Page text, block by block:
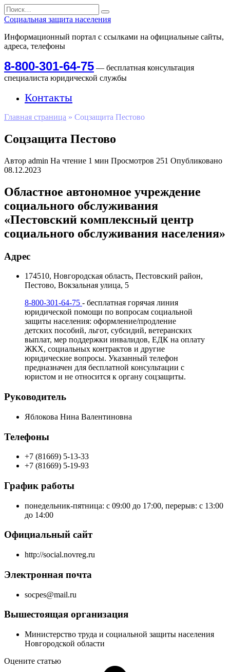
Перейти
к
содержанию
Search
for:
Социальная защита населения
Информационный портал с ссылками на официальные сайты,
адреса, телефоны
8-800-301-64-75 — бесплатная консультация
специалиста юридической службы
Контакты
Главная страница » Соцзащита Пестово
Соцзащита Пестово
Автор admin На чтение 1 мин Просмотров 251 Опубликовано
08.12.2023
Областное автономное учреждение
социального обслуживания
«Пестовский комплексный центр
социального обслуживания населения»
Адрес
174510, Новгородская область, Пестовский район,
Пестово, Вокзальная улица, 5
8-800-301-64-75 - бесплатная горячая линия
юридической помощи по вопросам социальной
защиты населения: оформление/продление
детских пособий, льгот, субсидий, ветеранских
выплат, мер поддержки инвалидов, ЕДК на оплату
ЖКХ, социальных контрактов и другие
юридические вопросы. Указанный телефон
предназначен для бесплатной консультации с
юристом и не относится к органу соцзащиты.
Руководитель
Яблокова Нина Валентиновна
Телефоны
+7 (81669) 5-13-33
+7 (81669) 5-19-93
График работы
понедельник-пятница: с 09:00 до 17:00, перерыв: с 13:00
до 14:00
Официальный сайт
http://social.novreg.ru
Электронная почта
socpes@mail.ru
Вышестоящая организация
Министерство труда и социальной защиты населения
Новгородской области
Оцените статью